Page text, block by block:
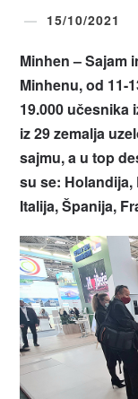
15/10/2021
Minhen – Sajam
Minhenu, od 11-
19.000 učesnika
iz 29 zemalja
sajmu, a u top
su se:
Italija, Španija,